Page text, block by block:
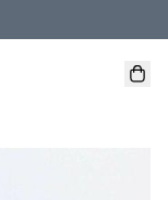
本地取貨 )